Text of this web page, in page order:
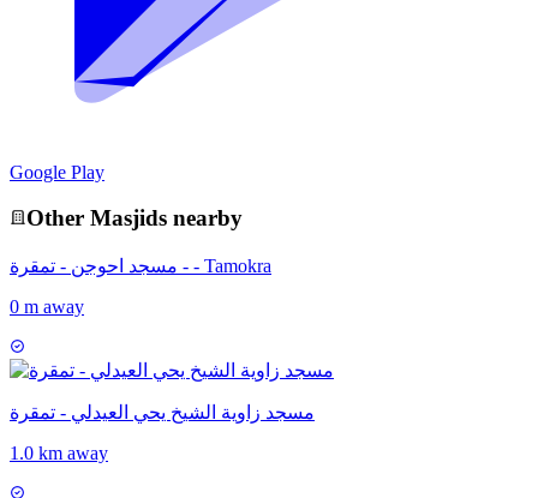
Google Play
Other Masjids nearby
مسجد احوجن - تمقرة - - Tamokra
0 m away
مسجد زاوية الشيخ يحي العيدلي - تمقرة
1.0 km away